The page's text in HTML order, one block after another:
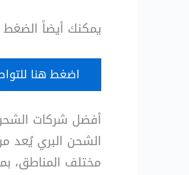
يمكنك أيضاً الضغط
اضغط هنا
أفضل شركات
الشحن البري يُعد
مختلف المناطق،